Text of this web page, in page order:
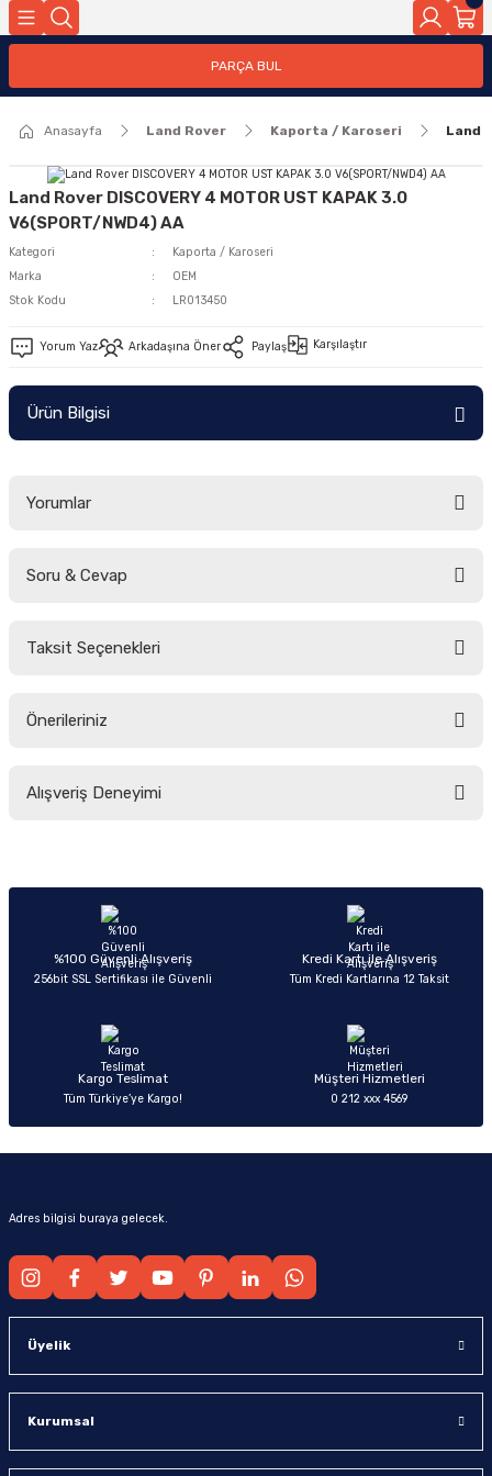
PARÇA BUL
Anasayfa Land Rover Kaporta / Karoseri Land
Land Rover DISCOVERY 4 MOTOR UST KAPAK 3.0
V6(SPORT/NWD4) AA
Kategori
Kaporta / Karoseri
Marka
OEM
Stok Kodu
LR013450
Yorum Yaz Arkadaşına Öner Paylaş Karşılaştır
Ürün Bilgisi
Yorumlar
Soru & Cevap
Taksit Seçenekleri
Önerileriniz
yetersiz gördüğünüz noktaları öneri formunu kullanarak tarafımıza
Ürün açıklamasında eksik bilgiler bulunuyor.
Ürün bilgilerinde hatalar bulunuyor.
Ürün fiyatı diğer sitelerden daha pahalı.
Alışveriş Deneyimi
Sitemize ilk yorumu siz yapın!
%100 Güvenli Alışveriş
256bit SSL Sertifikası ile Güvenli
Kredi Kartı ile Alışveriş
Tüm Kredi Kartlarına 12 Taksit
Kargo Teslimat
Tüm Türkiye’ye Kargo!
Müşteri Hizmetleri
0 212 xxx 4569
Adres bilgisi buraya gelecek.
Üyelik
Kurumsal